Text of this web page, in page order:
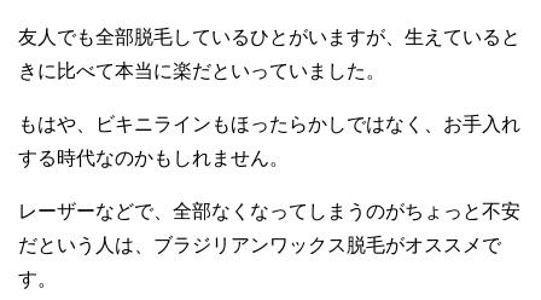
友人でも全部脱毛しているひとがいますが、生えていると
きに比べて本当に楽だといっていました。
もはや、ビキニラインもほったらかしではなく、お手入れ
する時代なのかもしれません。
レーザーなどで、全部なくなってしまうのがちょっと不安
だという人は、ブラジリアンワックス脱毛がオススメで
す。